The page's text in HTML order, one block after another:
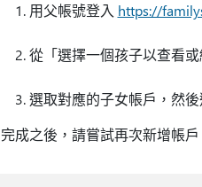
用父帳號登入 https://
從「選擇一個孩子以查看
選取對應的子女帳戶，然後
完成之後，請嘗試再次新增帳戶